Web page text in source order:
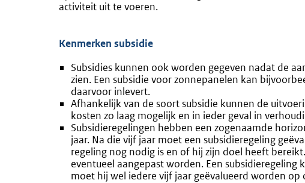
activiteit uit te voeren.
Kenmerken subsidie
Subsidies kunnen ook worden gegeven nadat de
zien. Een subsidie voor zonnepanelen kan
daarvoor inlevert.
Afhankelijk van de soort subsidie kunnen de
kosten zo laag mogelijk en in ieder geval in
Subsidieregelingen hebben een zogenaamde
jaar. Na die vijf jaar moet een subsidieregeling
regeling nog nodig is en of hij zijn doel heeft
eventueel aangepast worden. Een subsidieregeling
moet hij wel iedere vijf jaar geëvalueerd worden